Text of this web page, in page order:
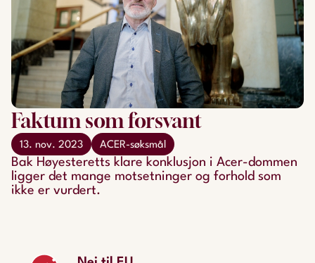
Faktum som forsvant
13. nov. 2023 ACER-søksmål
Bak Høyesteretts klare konklusjon i Acer-dommen
ligger det mange motsetninger og forhold som
ikke er vurdert.